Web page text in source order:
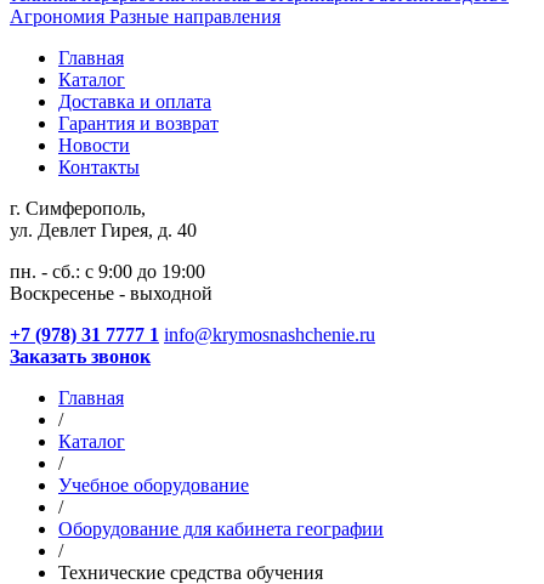
Агрономия Разные направления
Главная
Каталог
Доставка и оплата
Гарантия и возврат
Новости
Контакты
г. Симферополь,
ул. Девлет Гирея, д. 40
пн. - сб.: с 9:00 до 19:00
Воскресенье - выходной
+7 (978) 31 7777 1 info@krymosnashchenie.ru
Заказать звонок
Главная
/
Каталог
/
Учебное оборудование
/
Оборудование для кабинета географии
/
Технические средства обучения